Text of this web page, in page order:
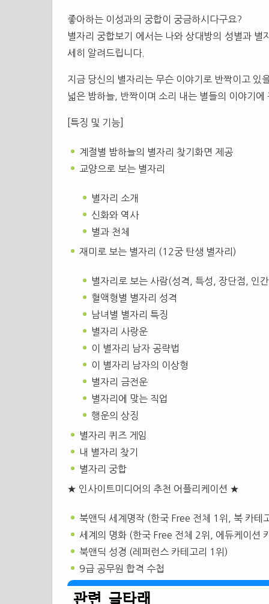
좋아하는 이성과의 궁합이 궁금하시다구요?
별자리 궁합보기 에서는 나와 상대방의 성별과
세히 알려드립니다.
지금 당신의 별자리는 무슨 이야기로 반짝이고 있
넓은 밤하늘, 반짝이며 소리 내는 별들의 이야기에
[특징 및 기능]
계절별 밤하늘의 별자리 찾기화면 제공
교양으로 보는 별자리
별자리 소개
신화와 역사
별과 천체
재미로 보는 별자리 (12궁 탄생 별자리)
별자리로 보는 사람(성격, 특성, 장단점, 인
혈액형별 별자리 성격
남녀별 별자리 특징
별자리 사랑운
이 별자리 남자 공략법
이 별자리 남자의 이상형
별자리 금전운
별자리에 맞는 직업
행운의 상징
별자리 퀴즈 게임
내 별자리 찾기
별자리 궁합
★ 인사이트미디어의 추천 어플리케이션 ★
북앤딕 세계명작 (한국 Free 전체 1위, 북 카테
세계의 명화 (한국 Free 전체 2위, 에듀케이션
북앤딕 성경 (레퍼런스 카테고리 1위)
9급 공무원 합격 수첩
관련 글타래